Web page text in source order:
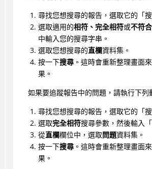
尋找您想搜尋的報告，選取它的「
選取適用的相符、完全相符或不符合
中輸入您的搜尋字串。
選取您想搜尋的直欄資料集。
按一下搜尋。這時會重新整理畫面
果。
如果要追蹤報告中的問題，請執行下列
尋找您想搜尋的報告，選取它的「
選取完全相符搜尋參數，然後輸入
從直欄欄位中，選取問題資料集。
按一下搜尋。這時會重新整理畫面
果。